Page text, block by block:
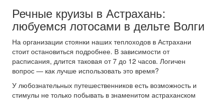
Речные круизы в Астрахань:
любуемся лотосами в дельте Волги
На организации стоянки наших теплоходов в Астрахани
стоит остановиться подробнее. В зависимости от
расписания, длится таковая от 7 до 12 часов. Логичен
вопрос — как лучше использовать это время?
У любознательных путешественников есть возможность и
стимулы не только побывать в знаменитом астраханском